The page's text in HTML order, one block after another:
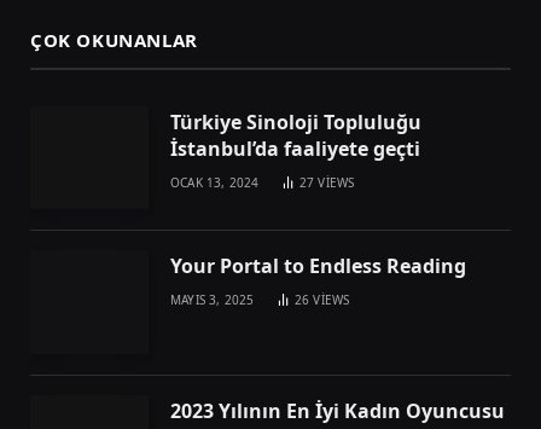
ÇOK OKUNANLAR
Türkiye Sinoloji Topluluğu
İstanbul’da faaliyete geçti
OCAK 13, 2024 27VIEWS
Your Portal to Endless Reading
MAYIS 3, 2025 26VIEWS
2023 Yılının En İyi Kadın Oyuncusu